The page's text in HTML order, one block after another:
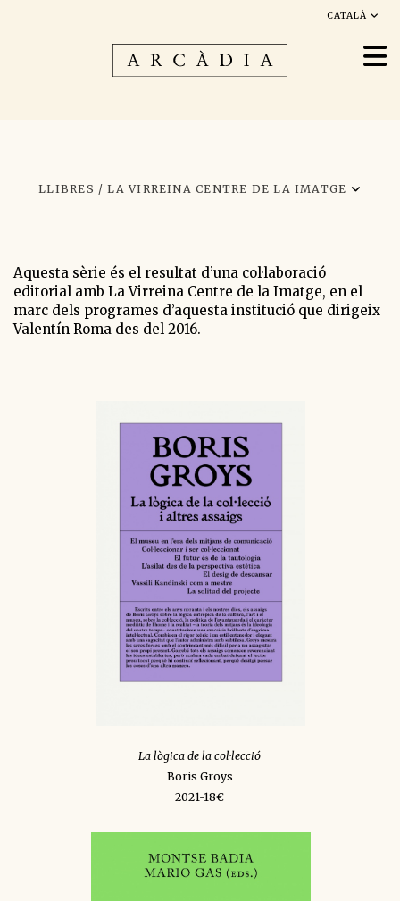
CATALÀ
LLIBRES / LA VIRREINA CENTRE DE LA IMATGE
Aquesta sèrie és el resultat d’una col·laboració
editorial amb La Virreina Centre de la Imatge, en el
marc dels programes d’aquesta institució que dirigeix
Valentín Roma des del 2016.
La lògica de la col·lecció
Boris Groys
2021-18€